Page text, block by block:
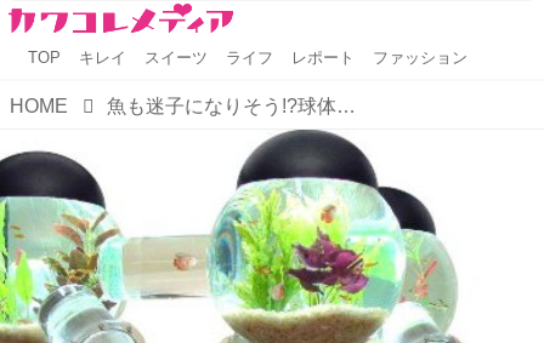
TOP キレイ スイーツ ライフ レポート ファッション
HOME 魚も迷子になりそう!?球体をつなげた“迷宮アクアリウム”